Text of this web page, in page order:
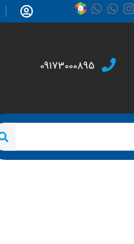
09173000895